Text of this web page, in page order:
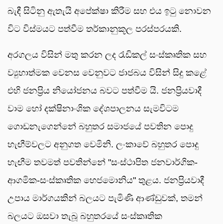
බැඳී සිටිනු ඇතැයි අපේක්ෂා කිරීම සහ එය ඉටු නොවන
විට විස්මයට පත්වීම තර්කානුකූල පරස්පරයකි.
අරගලය විසින් මතු කරන ලද රැඩිකල් සංස්කෘතික සහ
ව්‍යුහාත්මක වෙනස වෙනුවට ජාජබය විසින් සිදු කළේ
එහි ජනප්‍රිය නියෝජනය බවට පත්වීම යි. ජනප්‍රියවාදී
වාම හෝ දක්ෂිනාංශික දේශපාලනය සැමවිටම
ගොඩනැගෙන්නේ බහුතර සමාජයේ පවතින පොදු
හැඟීම්වලට අනුගත වෙමිනි. ලංකාවේ බහුතර පොදු
හැඟීම තවමත් පවතින්නේ "සංස්ථාපිත ජනවාර්ගික-
ආගමික-සංස්කෘතික හෙජමොනිය" තුළය. ජනප්‍රියවාදී
උපාය මාර්ගයකින් බලයට පැමිණි ආණ්ඩුවක්, තමන්
බලයට ඔසවා තැබූ බහුතරයේ සංස්කෘතික